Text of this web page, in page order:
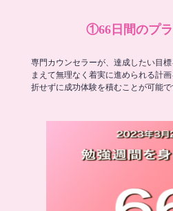
①66日間のプ
専門カウンセラーが、達成したい目
まえて無理なく着実に進められる計
折せずに成功体験を積むことが可能で